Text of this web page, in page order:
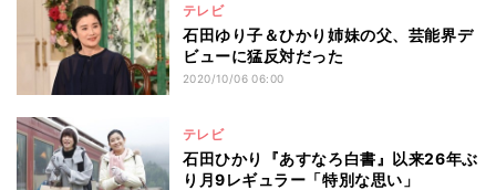
テレビ
石田ゆり子＆ひかり姉妹の父、芸能界デ
ビューに猛反対だった
2020/10/06 06:00
テレビ
石田ひかり『あすなろ白書』以来26年ぶ
り月9レギュラー「特別な思い」